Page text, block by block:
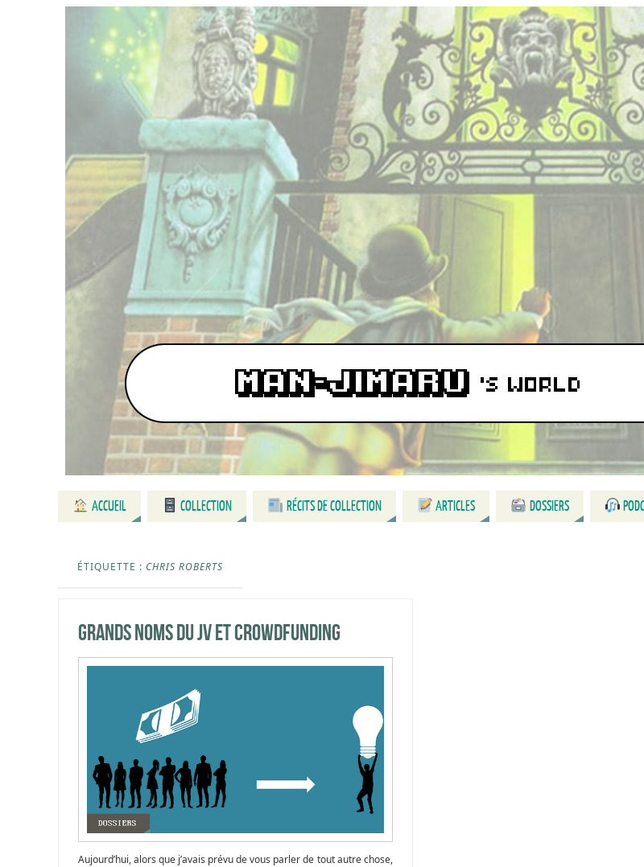
ACCUEIL COLLECTION RÉCITS DE COLLECTION ARTICLES DOSSIERS
ÉTIQUETTE : CHRIS ROBERTS
Grands noms du JV et Crowdfunding
Aujourd’hui, alors que j’avais prévu de vous parler de tout autre chose,